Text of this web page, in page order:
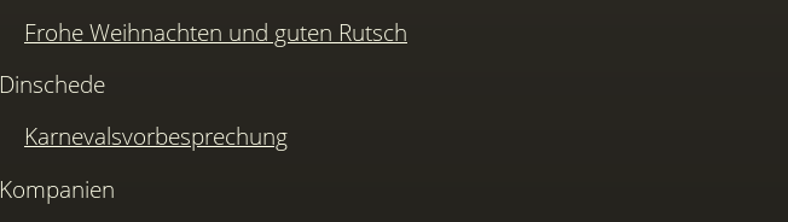
Frohe Weihnachten und guten Rutsch
Dinschede
Karnevalsvorbesprechung
Kompanien